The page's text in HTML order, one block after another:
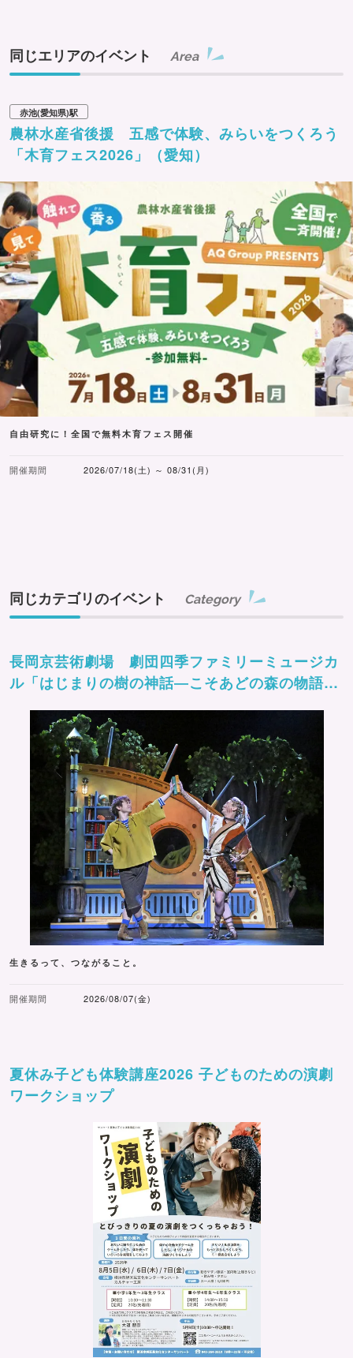
同じエリアのイベント Area
赤池(愛知県)駅
農林水産省後援 五感で体験、みらいをつくろう
「木育フェス2026」（愛知）
自由研究に！全国で無料木育フェス開催
開催期間 2026/07/18(土) ～ 08/31(月)
同じカテゴリのイベント Category
長岡京芸術劇場 劇団四季ファミリーミュージカ
ル「はじまりの樹の神話―こそあどの森の物語
生きるって、つながること。
開催期間 2026/08/07(金)
夏休み子ども体験講座2026 子どものための演劇
ワークショップ